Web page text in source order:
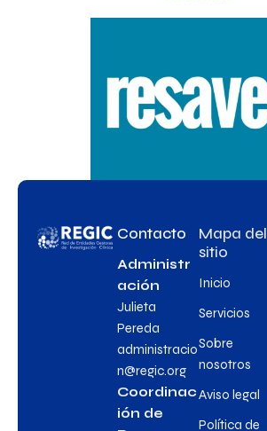
Contacto
Administr
ación
Julieta
Pereda
administracio
n@regic.org
Coordinac
ión de
Mapa del
sitio
Inicio
Servicios
Sobre
nosotros
Aviso legal
Política de